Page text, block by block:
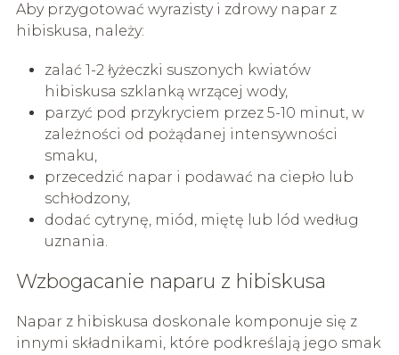
Aby przygotować wyrazisty i zdrowy napar z
hibiskusa, należy:
zalać 1-2 łyżeczki suszonych kwiatów
hibiskusa szklanką wrzącej wody,
parzyć pod przykryciem przez 5-10 minut, w
zależności od pożądanej intensywności
smaku,
przecedzić napar i podawać na ciepło lub
schłodzony,
dodać cytrynę, miód, miętę lub lód według
uznania.
Wzbogacanie naparu z hibiskusa
Napar z hibiskusa doskonale komponuje się z
innymi składnikami, które podkreślają jego smak